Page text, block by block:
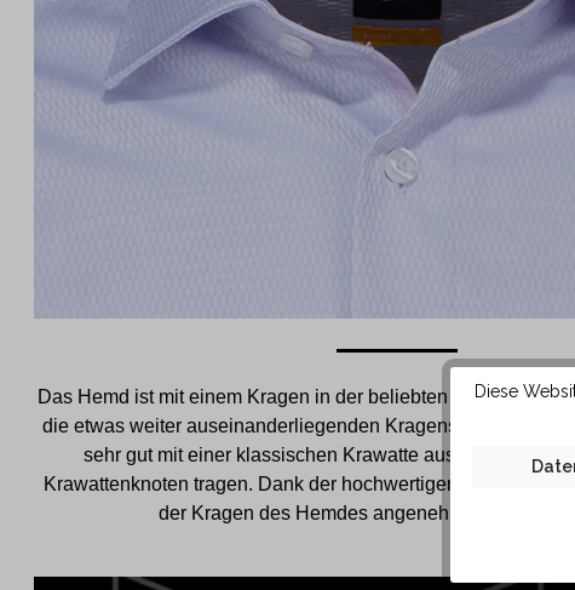
Das Hemd ist mit einem Kragen in der beliebten New Kent
die etwas weiter auseinanderliegenden Kragenspitzen lässt
sehr gut mit einer klassischen Krawatte aus festerem
Krawattenknoten tragen. Dank der hochwertigen Baumwolle
der Kragen des Hemdes angenehm weich auf
Diese